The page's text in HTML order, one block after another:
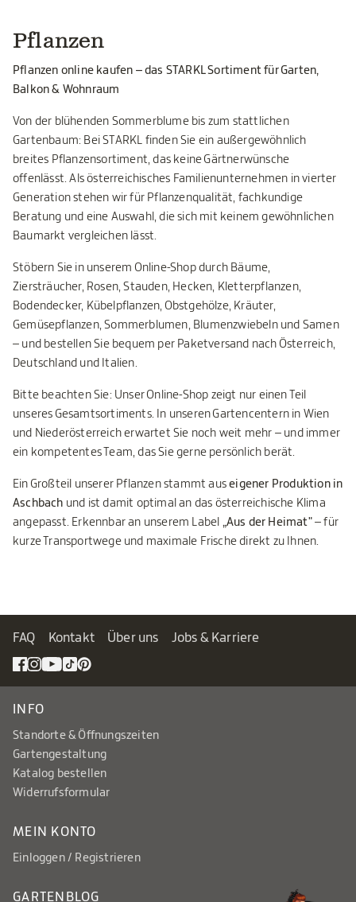
Pflanzen
Pflanzen online kaufen – das STARKL Sortiment für Garten,
Balkon & Wohnraum
Von der blühenden Sommerblume bis zum stattlichen
Gartenbaum: Bei STARKL finden Sie ein außergewöhnlich
breites Pflanzensortiment, das keine Gärtnerwünsche
offenlässt. Als österreichisches Familienunternehmen in vierter
Generation stehen wir für Pflanzenqualität, fachkundige
Beratung und eine Auswahl, die sich mit keinem gewöhnlichen
Baumarkt vergleichen lässt.
Stöbern Sie in unserem Online-Shop durch Bäume,
Ziersträucher, Rosen, Stauden, Hecken, Kletterpflanzen,
Bodendecker, Kübelpflanzen, Obstgehölze, Kräuter,
Gemüsepflanzen, Sommerblumen, Blumenzwiebeln und Samen
– und bestellen Sie bequem per Paketversand nach Österreich,
Deutschland und Italien.
Bitte beachten Sie: Unser Online-Shop zeigt nur einen Teil
unseres Gesamtsortiments. In unseren Gartencentern in Wien
und Niederösterreich erwartet Sie noch weit mehr – und immer
ein kompetentes Team, das Sie gerne persönlich berät.
Ein Großteil unserer Pflanzen stammt auseigener Produktion in
Aschbach und ist damit optimal an das österreichische Klima
angepasst. Erkennbar an unserem Label „Aus der Heimat"– für
kurze Transportwege und maximale Frische direkt zu Ihnen.
FAQ Kontakt Über uns Jobs & Karriere
INFO
Standorte & Öffnungszeiten
Gartengestaltung
Katalog bestellen
Widerrufsformular
MEIN KONTO
Einloggen / Registrieren
GARTENBLOG